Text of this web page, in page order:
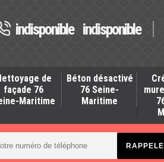
indisponible indisponible
de
façade 76
Maritime
Béton désactivé
76 Seine-
Maritime